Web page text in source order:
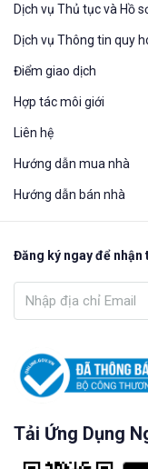
Dịch vụ Thủ tục và Hồ
Dịch vụ Thông tin quy
Điểm giao dịch
Hợp tác môi giới
Liên hệ
Hướng dẫn mua nhà​
Hướng dẫn bán nhà
Đăng ký ngay để nhận
Tải Ứng Dụng